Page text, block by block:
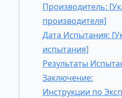
Производитель:
производителя]
Дата Испытания:
испытания]
Результаты
Заключение:
Инструкции по